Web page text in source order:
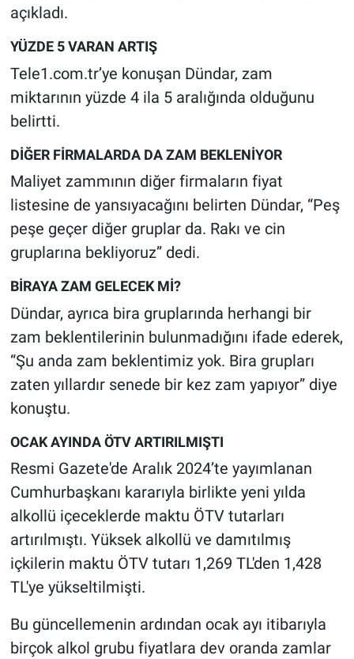
açıkladı.
YÜZDE 5 VARAN ARTIŞ
Tele1.com.tr’ye konuşan Dündar, zam
miktarının yüzde 4 ila 5 aralığında olduğunu
belirtti.
DİĞER FİRMALARDA DA ZAM BEKLENİYOR
Maliyet zammının diğer firmaların fiyat
listesine de yansıyacağını belirten Dündar, “Peş
peşe geçer diğer gruplar da. Rakı ve cin
gruplarına bekliyoruz” dedi.
BİRAYA ZAM GELECEK Mİ?
Dündar, ayrıca bira gruplarında herhangi bir
zam beklentilerinin bulunmadığını ifade ederek,
“Şu anda zam beklentimiz yok. Bira grupları
zaten yıllardır senede bir kez zam yapıyor” diye
konuştu.
OCAK AYINDA ÖTV ARTIRILMIŞTI
Resmi Gazete'de Aralık 2024’te yayımlanan
Cumhurbaşkanı kararıyla birlikte yeni yılda
alkollü içeceklerde maktu ÖTV tutarları
artırılmıştı. Yüksek alkollü ve damıtılmış
içkilerin maktu ÖTV tutarı 1,269 TL'den 1,428
TL'ye yükseltilmişti.
Bu güncellemenin ardından ocak ayı itibarıyla
birçok alkol grubu fiyatlara dev oranda zamlar
Kültür Sanat
Ne demişti
Nedir
Popüler
Programlar
Spor
Teknoloji
Türkiye'nin Geleceği
Türkiye'nin Gündemi
Yerel Gündem
Yerel Yaşam
Canlı Yayın